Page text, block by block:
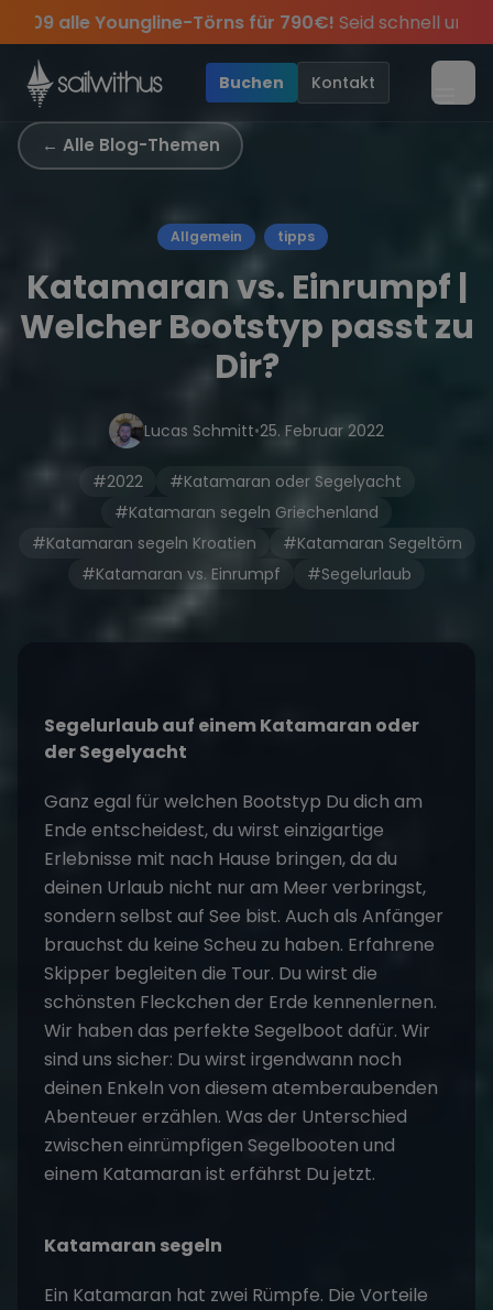
Skip to content
790€!Seid schnell und sichert euch die letzten Plätze.
Sichere Dir jetztDein Meilenbuch und Deine
Angebote mehr Sowie20€ Rabatt auf deinen ersten
Season Closing Party 2026!Die Saison war
Buchen Kontakt
← Alle Blog-Themen
Allgemein tipps
Katamaran vs. Einrumpf |
Welcher Bootstyp passt zu
Dir?
Lucas Schmitt•25. Februar 2022
#2022
#Katamaran oder Segelyacht
#Katamaran segeln Griechenland
#Katamaran segeln Kroatien
#Katamaran Segeltörn
#Katamaran vs. Einrumpf
#Segelurlaub
Segelurlaubauf einem Katamaran oder
der Segelyacht
Ganz egal für welchen Bootstyp Du dich am
Ende entscheidest, du wirst einzigartige
Erlebnisse mit nach Hause bringen, da du
deinen Urlaub nicht nur am Meer verbringst,
sondern selbst auf See bist. Auch als Anfänger
brauchst du keine Scheu zu haben. Erfahrene
Skipper begleiten die Tour. Du wirst die
schönsten Fleckchen der Erde kennenlernen.
Wir haben das perfekte Segelboot dafür. Wir
sind uns sicher: Du wirst irgendwann noch
deinen Enkeln von diesem atemberaubenden
Abenteuer erzählen. Was der Unterschied
zwischen einrümpfigen Segelbooten und
einem Katamaran ist erfährst Du jetzt.
Katamaran segeln
Ein Katamaran hat zwei Rümpfe. Die Vorteile